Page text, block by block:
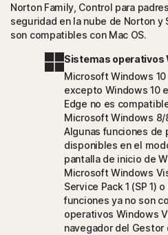
Norton Family, Control para
seguridad en la nube de Norton y
son compatibles con Mac OS.
Sistemas operativos
Microsoft Windows
excepto Windows 10
Edge no es
Microsoft Windows 8/
Algunas funciones de
disponibles en el
pantalla de inicio de
Microsoft Windows
Service Pack 1 (SP 1)
funciones ya no son
operativos Windows
navegador del Gestor